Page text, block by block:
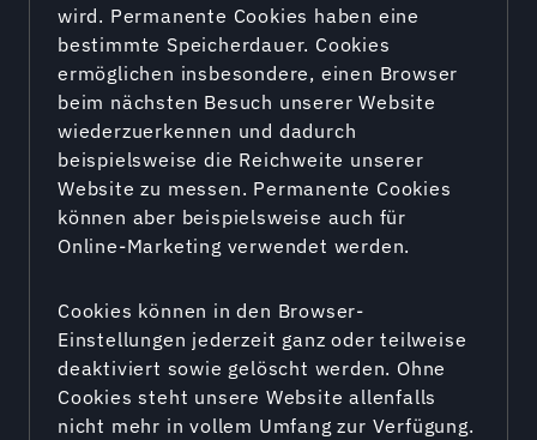
wird. Permanente Cookies haben eine
bestimmte Speicherdauer. Cookies
ermöglichen insbesondere, einen Browser
beim nächsten Besuch unserer Website
wiederzuerkennen und dadurch
beispielsweise die Reichweite unserer
Website zu messen. Permanente Cookies
können aber beispielsweise auch für
Online-Marketing verwendet werden.
Cookies können in den Browser-
Einstellungen jederzeit ganz oder teilweise
deaktiviert sowie gelöscht werden. Ohne
Cookies steht unsere Website allenfalls
nicht mehr in vollem Umfang zur Verfügung.